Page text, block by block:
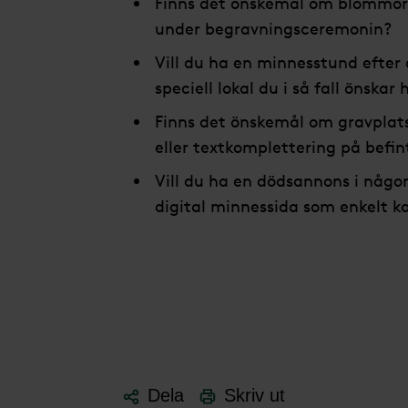
under begravningsceremonin?
Vill du ha en minnesstund efter
speciell lokal du i så fall önskar
Finns det önskemål om
eller textkomplettering på
Vill du ha en dödsannons i
digital minnessida som enkelt
Dela Skriv ut